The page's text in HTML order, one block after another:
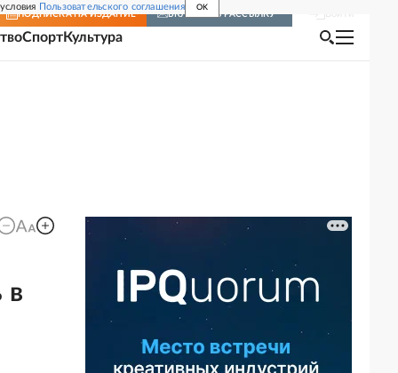
Пользовательского соглашения OK
ПОДПИСКА НА ИЗДАНИЕ ВКЛЮЧИТЬ РАССЫЛКУ
СпортКультура
в